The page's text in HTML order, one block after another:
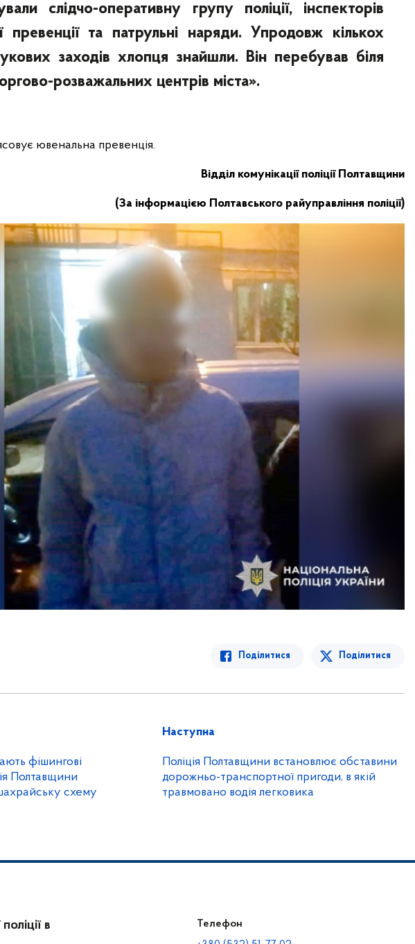
слідчо-оперативну групу поліції, інспекторів
превенції та патрульні наряди. Упродовж кількох
заходів хлопця знайшли. Він перебував біля
розважальних центрів міста».
ювенальна превенція.
Відділ комунікації поліції Полтавщини
(За інформацією Полтавського райуправління поліції)
Поділитися Поділитися
фішингові
Полтавщини
схему
Наступна
Поліція Полтавщини встановлює обставини
дорожньо-транспортної пригоди, в якій
травмовано водія легковика
в
Телефон